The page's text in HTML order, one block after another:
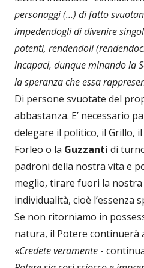
personaggi (…) di fatto
impedendogli di divenire
potenti, rendendoli
incapaci, dunque minando la
la speranza che essa
Di persone svuotate del
abbastanza. E’ necessario
delegare il politico, il Grillo, il
Forleo o la Guzzanti di
padroni della nostra vita e
meglio, tirare fuori la nostra
individualità, cioè l’essenza
Se non ritorniamo in
natura, il Potere continuerà
«Credete veramente -